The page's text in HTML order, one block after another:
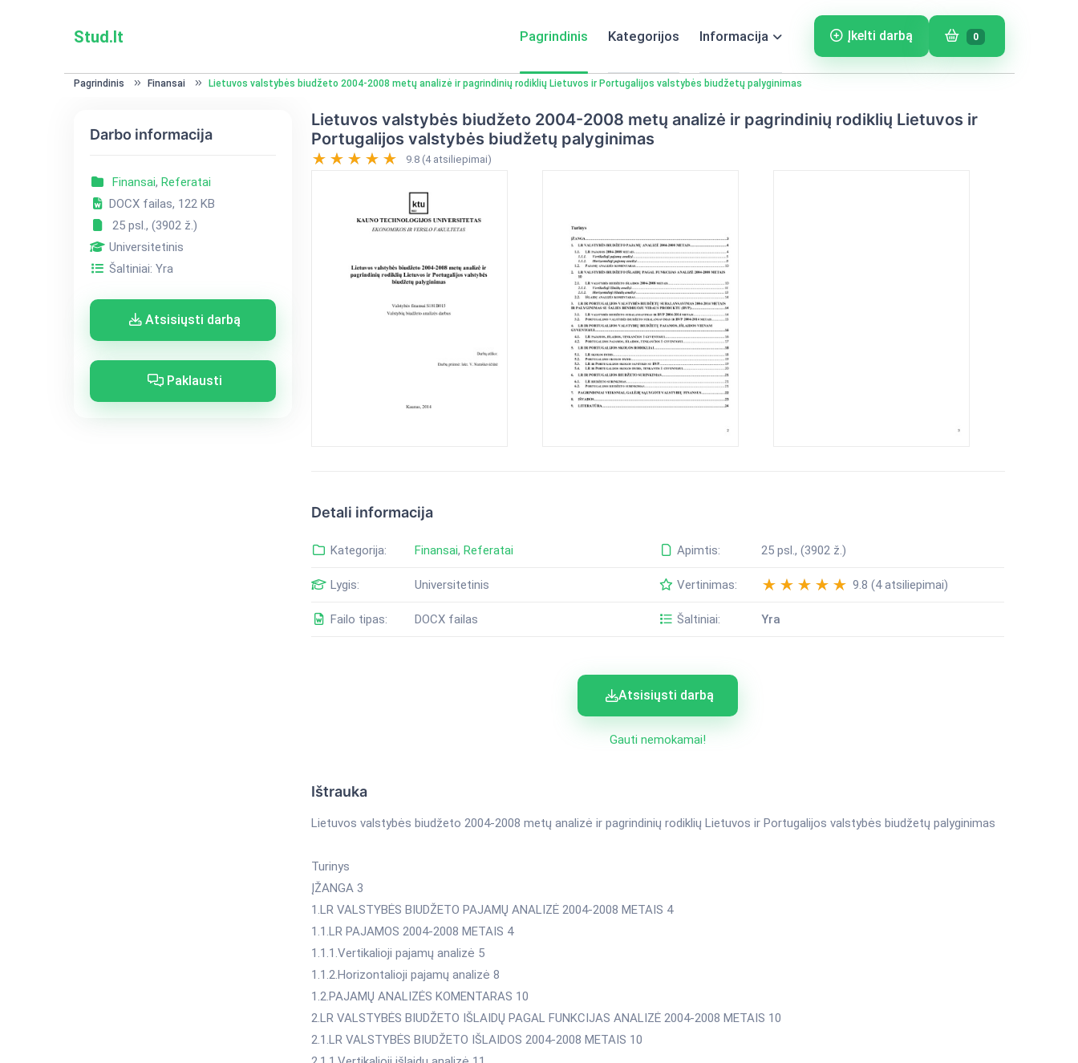
Stud.lt Pagrindinis Kategorijos Informacija Įkelti darbą 0
Pagrindinis Finansai Lietuvos valstybės biudžeto 2004-2008 metų analizė ir pagrindinių rodiklių Lietuvos ir Portugalijos valstybės biudžetų palyginimas
Darbo informacija
Finansai, Referatai
DOCX failas, 122 KB
25 psl., (3902 ž.)
Universitetinis
Šaltiniai: Yra
Atsisiųsti darbą
Paklausti
Lietuvos valstybės biudžeto 2004-2008 metų analizė ir pagrindinių rodiklių Lietuvos ir
Portugalijos valstybės biudžetų palyginimas
9.8 (4 atsiliepimai)
Detali informacija
Kategorija: Finansai, Referatai
Lygis: Universitetinis
Failo tipas: DOCX failas
Apimtis: 25 psl., (3902 ž.)
Vertinimas: 9.8 (4 atsiliepimai)
Šaltiniai: Yra
Atsisiųsti darbą
Gauti nemokamai!
Ištrauka
Lietuvos valstybės biudžeto 2004-2008 metų analizė ir pagrindinių rodiklių Lietuvos ir Portugalijos valstybės biudžetų palyginimas
Turinys
ĮŽANGA 3
1.LR VALSTYBĖS BIUDŽETO PAJAMŲ ANALIZĖ 2004-2008 METAIS 4
1.1.LR PAJAMOS 2004-2008 METAIS 4
1.1.1.Vertikalioji pajamų analizė 5
1.1.2.Horizontalioji pajamų analizė 8
1.2.PAJAMŲ ANALIZĖS KOMENTARAS 10
2.LR VALSTYBĖS BIUDŽETO IŠLAIDŲ PAGAL FUNKCIJAS ANALIZĖ 2004-2008 METAIS 10
2.1.LR VALSTYBĖS BIUDŽETO IŠLAIDOS 2004-2008 METAIS 10